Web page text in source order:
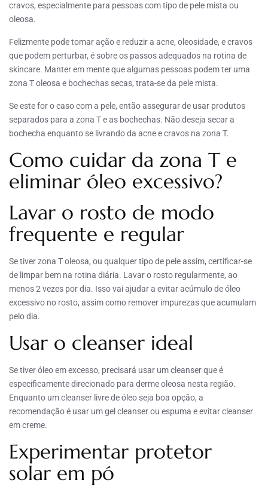
cravos, especialmente para pessoas com tipo de pele mista ou
oleosa.
Felizmente pode tomar ação e reduzir a acne, oleosidade, e cravos
que podem perturbar, é sobre os passos adequados na rotina de
skincare. Manter em mente que algumas pessoas podem ter uma
zona T oleosa e bochechas secas, trata-se da pele mista.
Se este for o caso com a pele, então assegurar de usar produtos
separados para a zona T e as bochechas. Não deseja secar a
bochecha enquanto se livrando da acne e cravos na zona T.
Como cuidar da zona T e
eliminar óleo excessivo?
Lavar o rosto de modo
frequente e regular
Se tiver zona T oleosa, ou qualquer tipo de pele assim, certificar-se
de limpar bem na rotina diária. Lavar o rosto regularmente, ao
menos 2 vezes por dia. Isso vai ajudar a evitar acúmulo de óleo
excessivo no rosto, assim como remover impurezas que acumulam
pelo dia.
Usar o cleanser ideal
Se tiver óleo em excesso, precisará usar um cleanser que é
especificamente direcionado para derme oleosa nesta região.
Enquanto um cleanser livre de óleo seja boa opção, a
recomendação é usar um gel cleanser ou espuma e evitar cleanser
em creme.
Experimentar protetor
solar em pó